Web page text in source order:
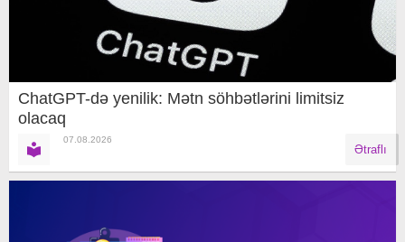
ChatGPT-də yenilik: Mətn söhbətlərini limitsiz
olacaq
07.08.2026
Ətraflı